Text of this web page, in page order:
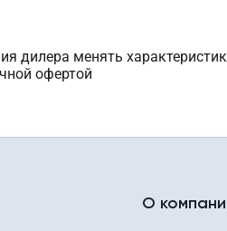
дилера менять
офертой
О